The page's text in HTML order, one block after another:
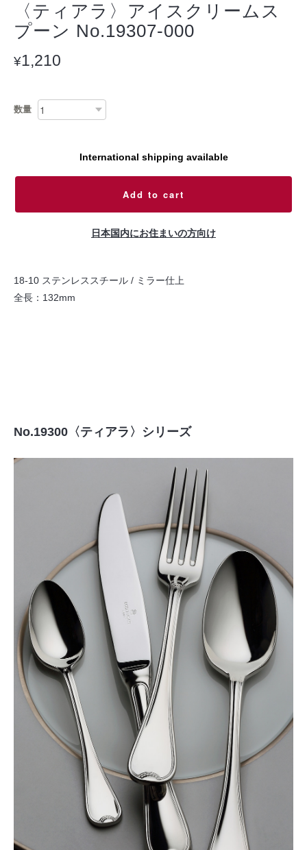
〈ティアラ〉アイスクリームス
プーン No.19307-000
¥1,210
数量
International shipping available
Add to cart
日本国内にお住まいの方向け
18-10 ステンレススチール / ミラー仕上
全長：132mm
No.19300〈ティアラ〉シリーズ